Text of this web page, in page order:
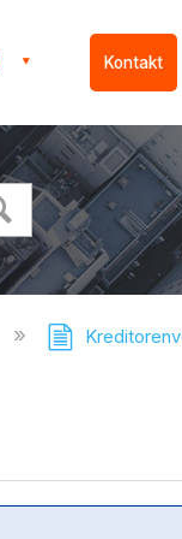
Kontakt